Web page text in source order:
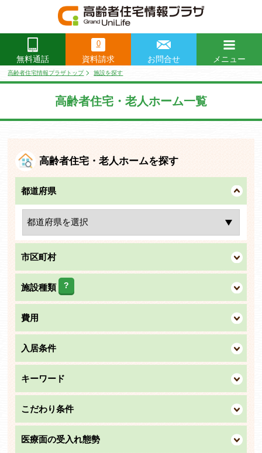
無料通話
0
資料請求 お問合せ
メニュー
高齢者住宅情報プラザトップ 施設を探す
高齢者住宅・老人ホーム一覧
高齢者住宅・老人ホームを探す
都道府県
市区町村
施設種類 ?
費用
入居条件
キーワード
こだわり条件
医療面の受入れ態勢